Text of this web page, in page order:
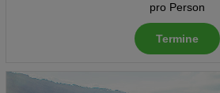
pro Person
Termine